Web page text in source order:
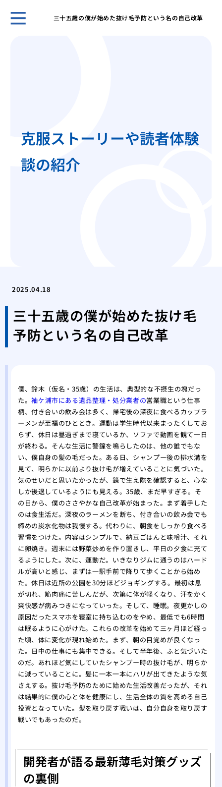
三十五歳の僕が始めた抜け毛予防という名の自己改革
克服ストーリーや読者体験
談の紹介
2025.04.18
三十五歳の僕が始めた抜け毛
予防という名の自己改革
僕、鈴木（仮名・35歳）の生活は、典型的な不摂生の塊だっ
た。袖ケ浦市にある遺品整理・処分業者の営業職という仕事
柄、付き合いの飲み会は多く、帰宅後の深夜に食べるカップラ
ーメンが至福のひととき。運動は学生時代以来まったくしてお
らず、休日は昼過ぎまで寝ているか、ソファで動画を観て一日
が終わる。そんな生活に警鐘を鳴らしたのは、他の誰でもな
い、僕自身の髪の毛だった。ある日、シャンプー後の排水溝を
見て、明らかに以前より抜け毛が増えていることに気づいた。
気のせいだと思いたかったが、鏡で生え際を確認すると、心な
しか後退しているようにも見える。35歳、まだ早すぎる。そ
の日から、僕のささやかな自己改革が始まった。まず着手した
のは食生活だ。深夜のラーメンを断ち、付き合いの飲み会でも
締めの炭水化物は我慢する。代わりに、朝食をしっかり食べる
習慣をつけた。内容はシンプルで、納豆ごはんと味噌汁、それ
に卵焼き。週末には野菜炒めを作り置きし、平日の夕食に充て
るようにした。次に、運動だ。いきなりジムに通うのはハード
ルが高いと感じ、まずは一駅手前で降りて歩くことから始め
た。休日は近所の公園を30分ほどジョギングする。最初は息
が切れ、筋肉痛に苦しんだが、次第に体が軽くなり、汗をかく
爽快感が病みつきになっていった。そして、睡眠。夜更かしの
原因だったスマホを寝室に持ち込むのをやめ、最低でも6時間
は眠るように心がけた。これらの改革を始めて三ヶ月ほど経っ
た頃、体に変化が現れ始めた。まず、朝の目覚めが良くなっ
た。日中の仕事にも集中できる。そして半年後、ふと気づいた
のだ。あれほど気にしていたシャンプー時の抜け毛が、明らか
に減っていることに。髪に一本一本にハリが出てきたような気
さえする。抜け毛予防のために始めた生活改善だったが、それ
は結果的に僕の心と体を健康にし、生活全体の質を高める自己
投資となっていた。髪を取り戻す戦いは、自分自身を取り戻す
戦いでもあったのだ。
開発者が語る最新薄毛対策グッズ
の裏側